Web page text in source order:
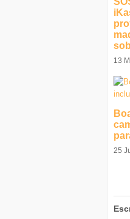
13
25